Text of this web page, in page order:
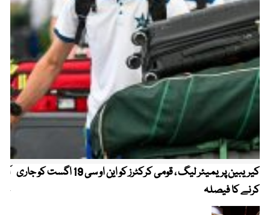
کیریبین پریمیئر لیگ ، قومی کرکٹرز کو این او سی 19 اگست کو جاری
کرنے کا فیصلہ